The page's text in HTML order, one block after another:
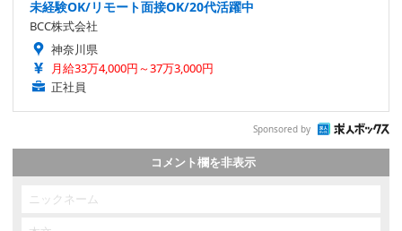
未経験OK/リモート面接OK/20代活躍中
BCC株式会社
神奈川県
月給33万4,000円～37万3,000円
正社員
Sponsored by
コメント欄を非表示